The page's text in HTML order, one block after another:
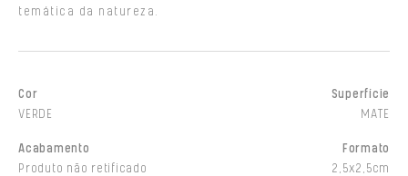
temática da natureza.
Cor
VERDE
Superfície
MATE
Acabamento
Produto não retificado
Formato
2,5x2,5cm